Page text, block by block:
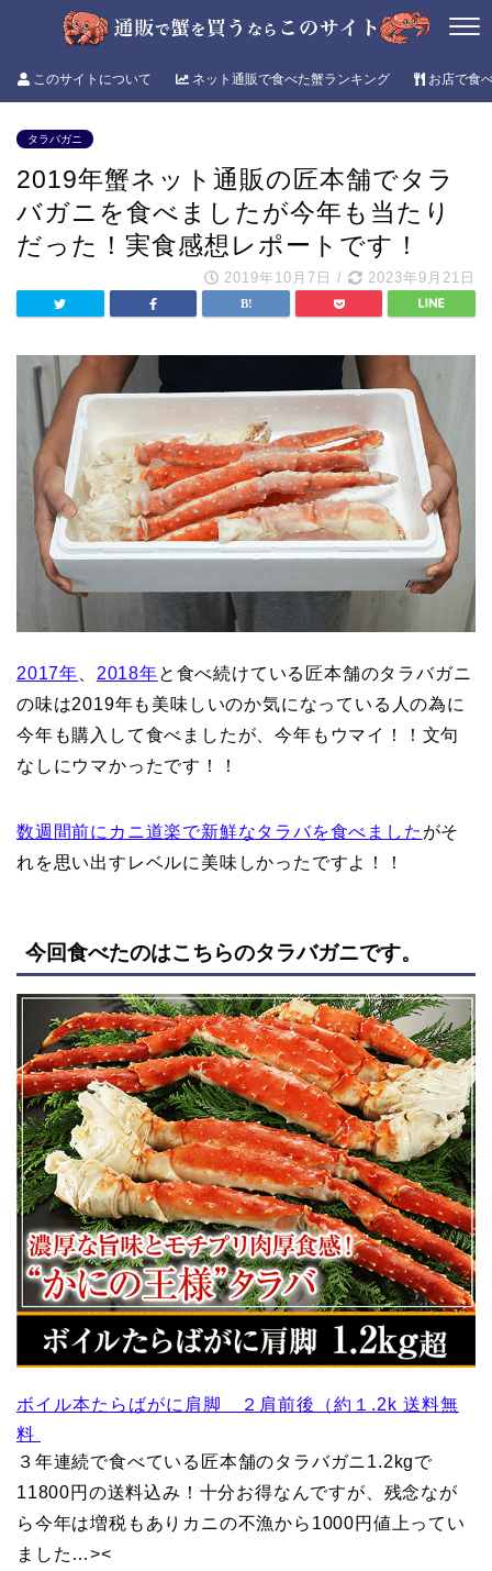
このサイトについて ネット通販で食べた蟹ランキング お店で食
タラバガニ
2019年蟹ネット通販の匠本舗でタラ
バガニを食べましたが今年も当たり
だった！実食感想レポートです！
2019年10月7日 / 2023年9月21日
2017年 2018年と食べ続けている匠本舗のタラバガニ
の味は2019年も美味しいのか気になっている人の為に
今年も購入して食べましたが、今年もウマイ！！文句
なしにウマかったです！！
数週間前にカニ道楽で新鮮なタラバを食べました がそ
れを思い出すレベルに美味しかったですよ！！
今回食べたのはこちらのタラバガニです。
ボイル本たらばがに肩脚 ２肩前後（約１.2k 送料無
料
３年連続で食べている匠本舗のタラバガニ1.2kgで
11800円の送料込み！十分お得なんですが、残念なが
ら今年は増税もありカニの不漁から1000円値上ってい
ました…><